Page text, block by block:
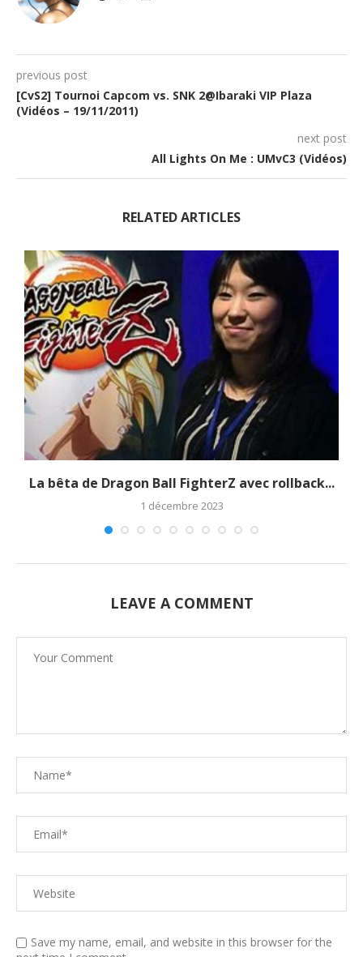
previous post
[CvS2] Tournoi Capcom vs. SNK 2@Ibaraki VIP Plaza
(Vidéos – 19/11/2011)
next post
All Lights On Me : UMvC3 (Vidéos)
RELATED ARTICLES
La bêta de Dragon Ball FighterZ avec rollback...
1 décembre 2023
LEAVE A COMMENT
Save my name, email, and website in this browser for the